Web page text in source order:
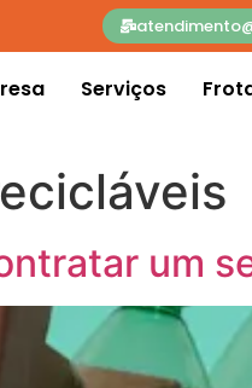
Serviços
um